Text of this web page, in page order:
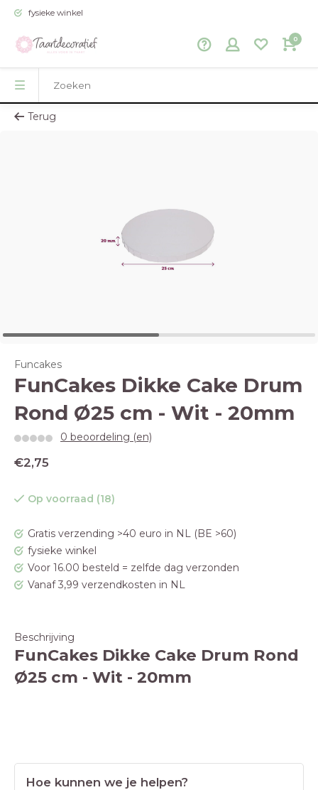
fysieke winkel
0
Terug
Funcakes
FunCakes Dikke Cake Drum
Rond Ø25 cm - Wit - 20mm
0 beoordeling (en)
€2,75
Op voorraad (18)
Gratis verzending >40 euro in NL (BE >60)
fysieke winkel
Voor 16.00 besteld = zelfde dag verzonden
Vanaf 3,99 verzendkosten in NL
Beschrijving
FunCakes Dikke Cake Drum Rond
Ø25 cm - Wit - 20mm
Hoe kunnen we je helpen?